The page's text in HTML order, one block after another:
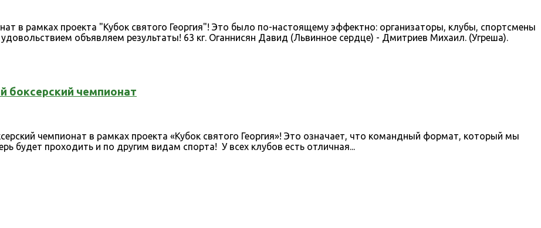
в рамках проекта "Кубок святого Георгия"! Это было по-настоящему эффектно: организаторы, клубы, спортсмены
объявляем результаты! 63 кг. Оганнисян Давид (Львинное сердце) - Дмитриев Михаил. (Угреша).
боксерский чемпионат
чемпионат в рамках проекта «Кубок святого Георгия»! Это означает, что командный формат, который мы
будет проходить и по другим видам спорта! У всех клубов есть отличная...